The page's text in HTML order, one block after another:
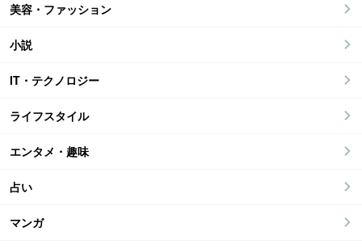
美容・ファッション
小説
IT・テクノロジー
ライフスタイル
エンタメ・趣味
占い
マンガ